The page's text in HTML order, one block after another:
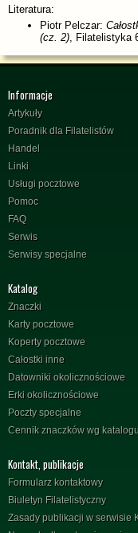
Literatura:
Piotr Pelczar:
(cz. 2), Filatelistyka
Informacje
Artykuły
Poradnik dla Filatelistów
Handel
Linki
Usługi pocztowe
Pomoc
FAQ
Serwis
Serwisy specjalne
Katalog
Znaczki
Karty pocztowe
Koperty pocztowe
Całostki inne
Datowniki okolicznościowe
Erki okolicznościowe
Poczty specjalne
Cennik znaczków wg
Kontakt, publikacje
Formularz kontaktowy
Biuletyn Filatelistyczny
Zasady publikacji w serwisie